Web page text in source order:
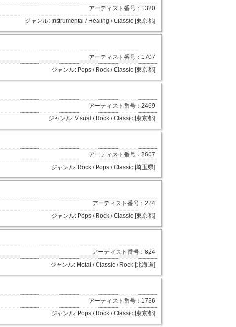
アーティスト番号：1320
ジャンル: Instrumental / Healing / Classic [東京都]
アーティスト番号：1707
ジャンル: Pops / Rock / Classic [東京都]
アーティスト番号：2469
ジャンル: Visual / Rock / Classic [東京都]
アーティスト番号：2667
ジャンル: Rock / Pops / Classic [埼玉県]
アーティスト番号：224
ジャンル: Pops / Rock / Classic [東京都]
アーティスト番号：824
ジャンル: Metal / Classic / Rock [北海道]
アーティスト番号：1736
ジャンル: Pops / Rock / Classic [東京都]